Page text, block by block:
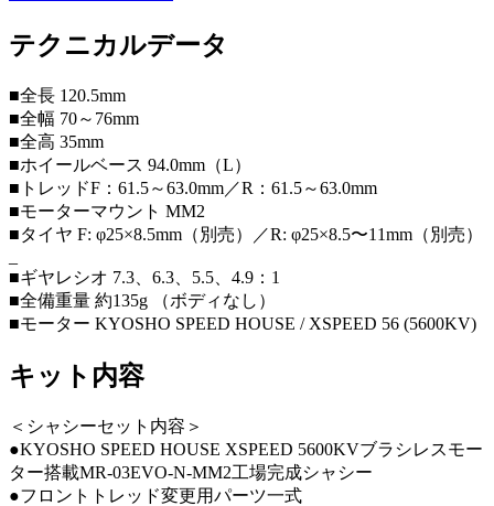
テクニカルデータ
■全長 120.5mm
■全幅 70～76mm
■全高 35mm
■ホイールベース 94.0mm（L）
■トレッドF：61.5～63.0mm／R：61.5～63.0mm
■モーターマウント MM2
■タイヤ F: φ25×8.5mm（別売）／R: φ25×8.5〜11mm（別売）
■ギヤレシオ 7.3、6.3、5.5、4.9：1
■全備重量 約135g （ボディなし）
■モーター KYOSHO SPEED HOUSE / XSPEED 56 (5600KV)
キット内容
＜シャシーセット内容＞
●KYOSHO SPEED HOUSE XSPEED 5600KVブラシレスモー
ター搭載MR-03EVO-N-MM2工場完成シャシー
●フロントトレッド変更用パーツ一式